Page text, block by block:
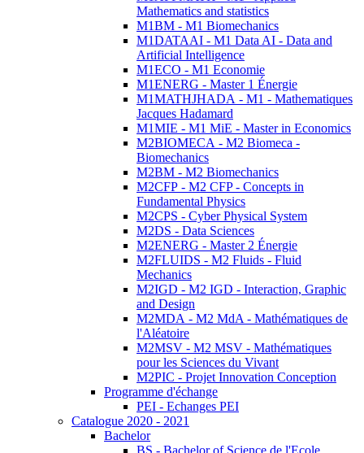
Mathematics and statistics
M1BM - M1 Biomechanics
M1DATAAI - M1 Data AI - Data and
Artificial Intelligence
M1ECO - M1 Economie
M1ENERG - Master 1 Énergie
M1MATHJHADA - M1 - Mathematiques
Jacques Hadamard
M1MIE - M1 MiE - Master in Economics
M2BIOMECA - M2 Biomeca -
Biomechanics
M2BM - M2 Biomechanics
M2CFP - M2 CFP - Concepts in
Fundamental Physics
M2CPS - Cyber Physical System
M2DS - Data Sciences
M2ENERG - Master 2 Énergie
M2FLUIDS - M2 Fluids - Fluid
Mechanics
M2IGD - M2 IGD - Interaction, Graphic
and Design
M2MDA - M2 MdA - Mathématiques de
l'Aléatoire
M2MSV - M2 MSV - Mathématiques
pour les Sciences du Vivant
M2PIC - Projet Innovation Conception
Programme d'échange
PEI - Echanges PEI
Catalogue 2020 - 2021
Bachelor
BS - Bachelor of Science de l'Ecole